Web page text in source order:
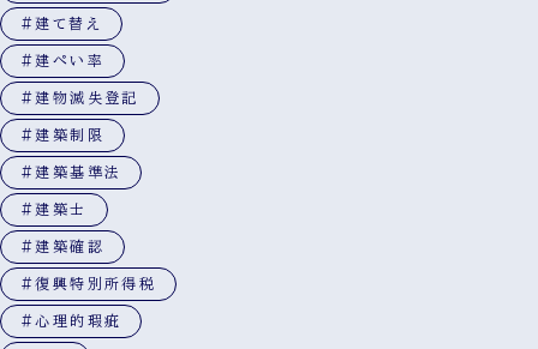
#建て替え
#建ぺい率
#建物滅失登記
#建築制限
#建築基準法
#建築士
#建築確認
#復興特別所得税
#心理的瑕疵